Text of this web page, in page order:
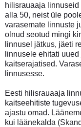
hilisrauaaja
alla 50, neist üle
varasemate linnuste
olnud seotud mingi
linnusel jätkus, jäeti
linnusele ehitati
kaitserajatised.
linnusesse.
Eesti hilisrauaaja
kaitseehitiste
ajastu omad.
kui läänekalda